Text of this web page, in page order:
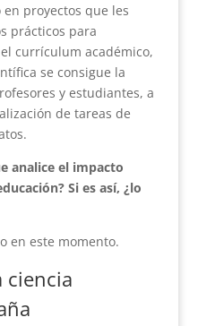
proyectos que les
prácticos para
currículum académico,
se consigue la
y estudiantes, a
de tareas de
analice el impacto
Si es así, ¿lo
en este momento.
ciencia